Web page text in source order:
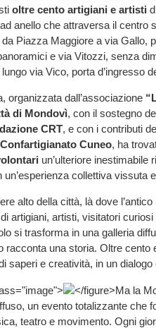
oltre cento artigiani e artisti
anello che attraversa il centro
Piazza Maggiore a via Gallo,
e via Vitozzi, senza
via Vico, porta d’ingresso
organizzata dall’associazione
di Mondovì, con il sostegno
CRT, e con i contributi
Confartigianato Cuneo, ha
un’ulteriore
un’esperienza collettiva vissuta
alto della città, là dove
artigiani, artisti, visitatori
si trasforma in una galleria
racconta una storia. Oltre cento
saperi e creatività, in un
</figure>Ma la
un evento totalizzante che
teatro e movimento. Ogni